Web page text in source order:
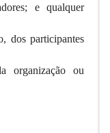
e qualquer
dos participantes
organização ou